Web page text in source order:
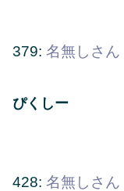
379: 名無しさん
ぴくしー
428: 名無しさん